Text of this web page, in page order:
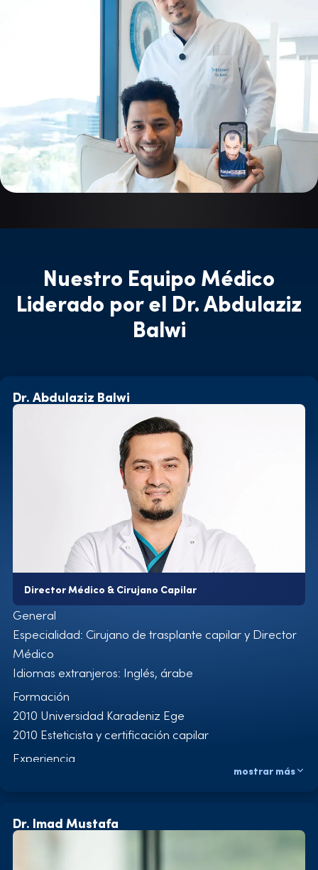
Nuestro Equipo Médico
Liderado por el Dr. Abdulaziz
Balwi
Dr. Abdulaziz Balwi
Director Médico & Cirujano Capilar
General
Especialidad: Cirujano de trasplante capilar y Director
Médico
Idiomas extranjeros: Inglés, árabe
Formación
2010 Universidad Karadeniz Ege
2010 Esteticista y certificación capilar
Experiencia
2010-2011 Hospital Egeo, Especialista en trasplantes
2011-2012 Hospital Mert, Especialista en trasplante
capilar
2013 Hospital Emsey, Especialista en trasplante capilar
mostrar más
Dr. Imad Mustafa